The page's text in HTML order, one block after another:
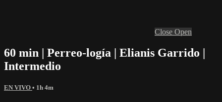
Close Open
60 min | Perreo-logía | Elianis Garrido |
Intermedio
EN VIVO • 1h 4m